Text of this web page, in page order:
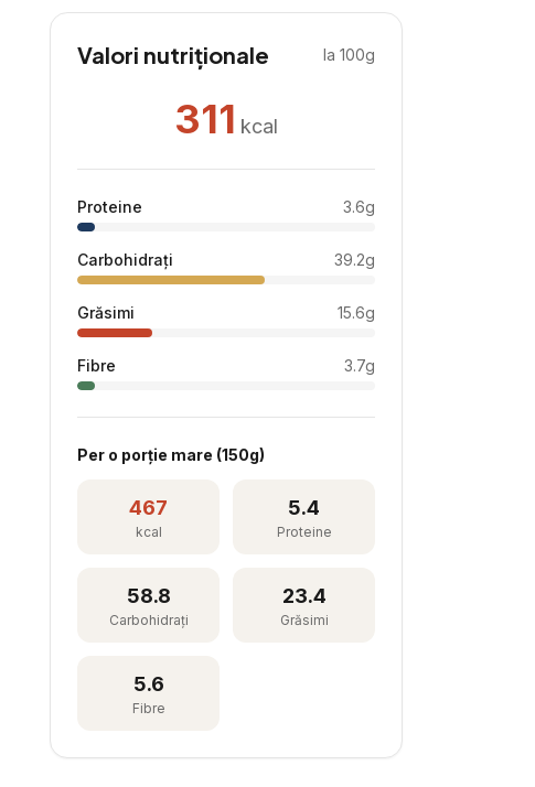
Valori nutriționale la 100g
311 kcal
Proteine 3.6g
Carbohidrați 39.2g
Grăsimi 15.6g
Fibre 3.7g
Per o porție mare (150g)
467
kcal
5.4
Proteine
58.8
Carbohidrați
23.4
Grăsimi
5.6
Fibre